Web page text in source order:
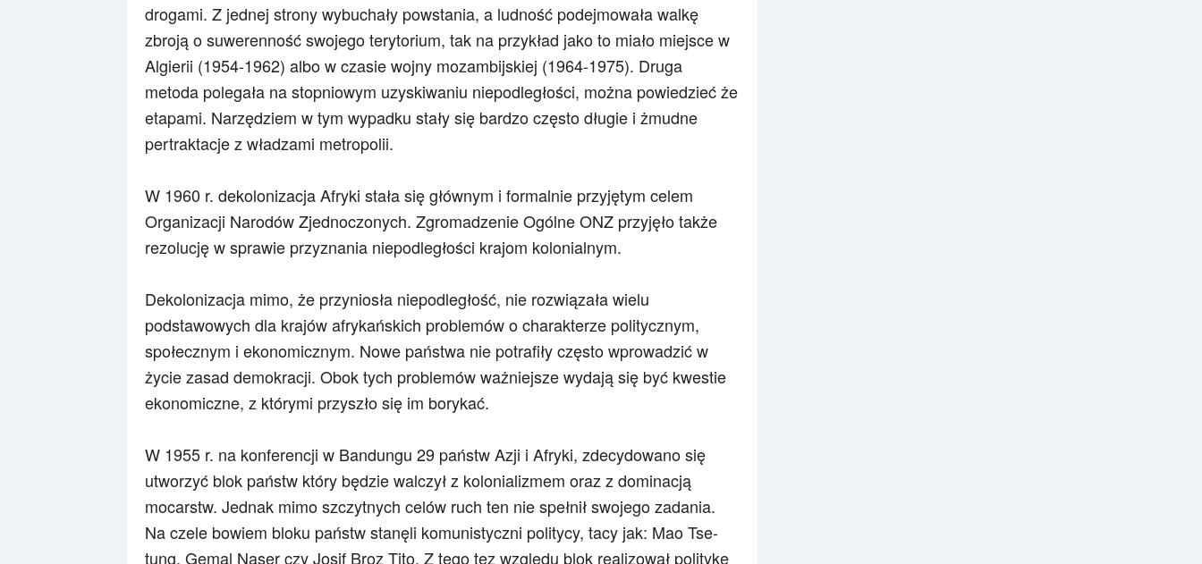
drogami. Z jednej strony wybuchały powstania, a ludność podejmowała walkę
zbroją o suwerenność swojego terytorium, tak na przykład jako to miało miejsce w
Algierii (1954-1962) albo w czasie wojny mozambijskiej (1964-1975). Druga
metoda polegała na stopniowym uzyskiwaniu niepodległości, można powiedzieć że
etapami. Narzędziem w tym wypadku stały się bardzo często długie i żmudne
pertraktacje z władzami metropolii.
W 1960 r. dekolonizacja Afryki stała się głównym i formalnie przyjętym celem
Organizacji Narodów Zjednoczonych. Zgromadzenie Ogólne ONZ przyjęło także
rezolucję w sprawie przyznania niepodległości krajom kolonialnym.
Dekolonizacja mimo, że przyniosła niepodległość, nie rozwiązała wielu
podstawowych dla krajów afrykańskich problemów o charakterze politycznym,
społecznym i ekonomicznym. Nowe państwa nie potrafiły często wprowadzić w
życie zasad demokracji. Obok tych problemów ważniejsze wydają się być kwestie
ekonomiczne, z którymi przyszło się im borykać.
W 1955 r. na konferencji w Bandungu 29 państw Azji i Afryki, zdecydowano się
utworzyć blok państw który będzie walczył z kolonializmem oraz z dominacją
mocarstw. Jednak mimo szczytnych celów ruch ten nie spełnił swojego zadania.
Na czele bowiem bloku państw stanęli komunistyczni politycy, tacy jak: Mao Tse-
tung, Gemal Naser czy Josif Broz Tito. Z tego tez względu blok realizował politykę